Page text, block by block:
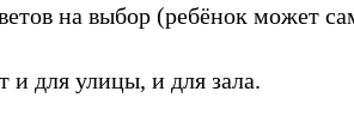
на выбор (ребёнок может
и для улицы, и для зала.